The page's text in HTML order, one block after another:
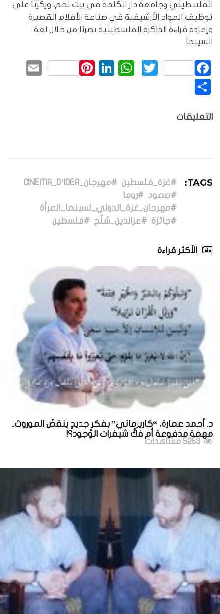
الفلسطيني وجامعة دار الكلمة في بيت لحم، وركزتا على
توظيف المواد الأرشيفية في صناعة الأفلام القصيرة
وإعادة قراءة الذاكرة الفلسطينية بصريًا من خلال لغة
السينما.
Facebook
Twitter
WhatsApp
LinkedIn
Pinterest
التعليقات
TAGS: #غزة_فلسطين #مهرجان_CINEMA_D’IDEA
#صمود #روما
#مهرجان_غزة_الدولي_لسينما_المرأة
#جائزة #عزالدين_شلّح #فلسطين
الأكثر قراءة
د. أحمد عمارة، “كاريزماتي” بفكرٍ جديدٍ ينقضُ الموروث..
مهمة مدفوعة أم فكُّ شيفرات الوجود؟!